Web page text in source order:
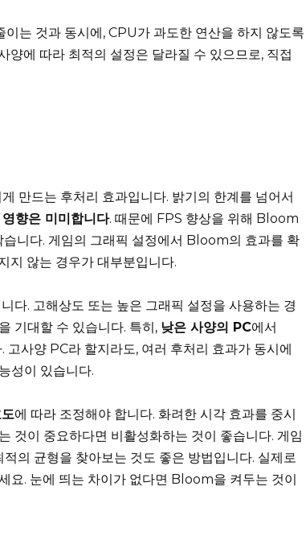
는 것과 동시에, CPU가 과도한 연산을 하지 않도록
양에 따라 최적의 설정은 달라질 수 있으므로, 직접
만드는 후처리 효과입니다. 밝기의 한계를 넘어서
향은 미미합니다. 때문에 FPS 향상을 위해 Bloom
니다. 게임의 그래픽 설정에서 Bloom의 효과를 확
지 않는 경우가 대부분입니다.
다. 고해상도 또는 높은 그래픽 설정을 사용하는 경
기대할 수 있습니다. 특히, 낮은 사양의 PC에서
사양 PC라 할지라도, 여러 후처리 효과가 동시에
성이 있습니다.
에 따라 조정해야 합니다. 화려한 시각 효과를 중시
것이 중요하다면 비활성화하는 것이 좋습니다. 게임
의 균형을 찾아보는 것도 좋은 방법입니다. 실제로
요. 눈에 띄는 차이가 없다면 Bloom을 켜두는 것이